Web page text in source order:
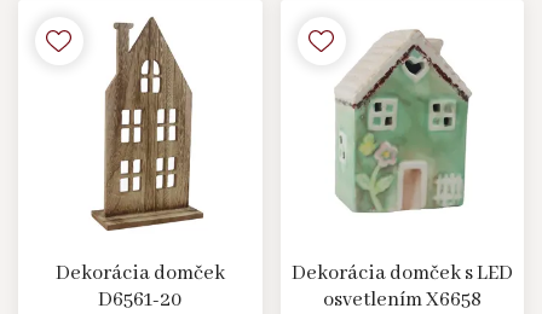
Dekorácia domček
D6561-20
Dekorácia domček s LED
osvetlením X6658